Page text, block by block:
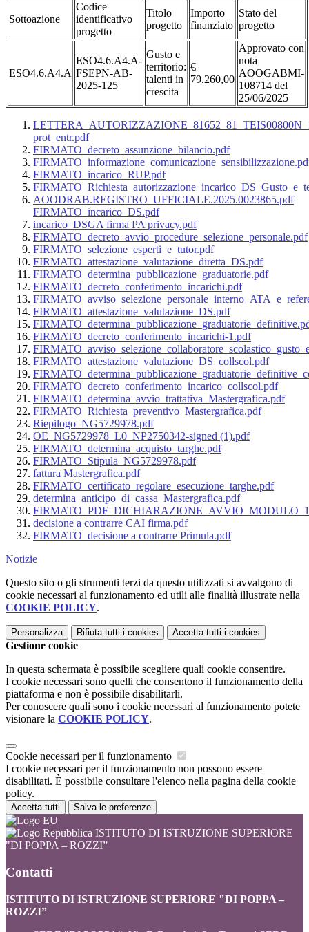
Sottoazione
Codice
identificativo
progetto
Titolo
progetto
Importo
finanziato
Stato del
progetto
ESO4.6.A4.A
ESO4.6.A4.A-
FSEPN-AB-
2025-125
Gusto e
territorio:
talenti in
crescita
€
79.260,00
Approvato con
nota
AOOGABMI-
108714 del
25/06/2025
prot_entr.pdf
FIRMATO_decreto_assunzione_bilancio.pdf
FIRMATO_incarico_RUP.pdf
AOODRAB.REGISTRO_UFFICIALE.2025.0023865.pdf
FIRMATO_incarico_DS.pdf
incarico_DSGA firma PA privacy.pdf
FIRMATO_decreto_avvio_procedure_selezione_personale.pdf
FIRMATO_selezione_esperti_e_tutor.pdf
FIRMATO_attestazione_valutazione_diretta_DS.pdf
FIRMATO_determina_pubblicazione_graduatorie.pdf
FIRMATO_decreto_conferimento_incarichi.pdf
FIRMATO_attestazione_valutazione_DS.pdf
FIRMATO_decreto_conferimento_incarichi-1.pdf
FIRMATO_attestazione_valutazione_DS_collscol.pdf
FIRMATO_decreto_conferimento_incarico_collscol.pdf
FIRMATO_determina_avvio_trattativa_Mastergrafica.pdf
FIRMATO_Richiesta_preventivo_Mastergrafica.pdf
Riepilogo_NG5729978.pdf
OE_NG5729978_L0_NP2750342-signed (1).pdf
FIRMATO_determina_acquisto_targhe.pdf
FIRMATO_Stipula_NG5729978.pdf
fattura Mastergrafica.pdf
FIRMATO_certificato_regolare_esecuzione_targhe.pdf
determina_anticipo_di_cassa_Mastergrafica.pdf
decisione a contrarre CAI firma.pdf
FIRMATO_decisione a contrarre Primula.pdf
Notizie
Questo sito o gli strumenti terzi da questo utilizzati si avvalgono di
cookie necessari al funzionamento ed utili alle finalità illustrate nella
COOKIE POLICY.
Personalizza Rifiuta tutti i cookies Accetta tutti i cookies
Gestione cookie
In questa schermata è possibile scegliere quali cookie consentire.
I cookie necessari sono quelli che consentono il funzionamento della
piattaforma e non è possibile disabilitarli.
Per conoscere quali sono i cookie necessari al funzionamento potete
visionare la COOKIE POLICY.
Cookie necessari per il funzionamento
I cookie necessari per il funzionamento non possono essere
disabilitati. È possibile consultare l'elenco nella pagina della cookie
policy.
Accetta tutti Salva le preferenze
ISTITUTO DI ISTRUZIONE SUPERIORE
"DI POPPA – ROZZI”
Contatti
ISTITUTO DI ISTRUZIONE SUPERIORE "DI POPPA –
ROZZI”